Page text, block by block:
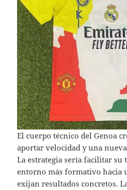
El cuerpo técnico del Genoa
aportar velocidad y una
La estrategia sería facilitar su
entorno más formativo hacia
exijan resultados concretos.